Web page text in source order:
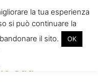
Migliori Pub A Dublino Sud
Sud
la tua esperienza
si può continuare la
il sito.
OK